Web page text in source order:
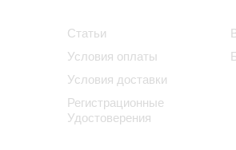
Статьи
Условия оплаты
Условия доставки
Регистрационные
Удостоверения